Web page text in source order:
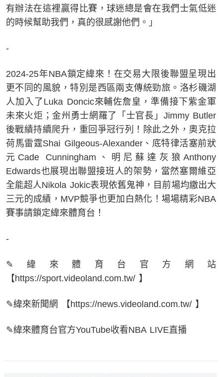
有辦法在這裡贏得比賽，球迷總是會在我們士氣低迷
的時候幫助我們，真的很感謝他們。」
-
2024-25年NBA鎖定緯來！在交易大限後聯盟呈現出
更不同的風貌，特別是西區兩支傳統勁旅。洛杉磯湖
人加入了Luka Doncic來輔佐詹皇，準備接下紫金軍
未來火炬；金州勇士網羅了「士官長」Jimmy Butler
後戰績持續爬升，重回爭冠行列！除此之外，奧克拉
荷馬雷霆Shai Gilgeous-Alexander、底特律活塞前狀
元Cade Cunningham、明尼蘇達灰狼Anthony
Edwards也展現出聯盟接班人的架勢，當然塞爾維亞
全能超人Nikola Jokic表現依舊鬼神，目前場均繳出大
三元的成績，MVP競爭也更加白熱化！場場精彩NBA
賽事請鎖定緯來體育台！
-
✎緯來體育台官方網站
【https://sport.videoland.com.tw/ 】
✎緯來新聞網 【https://news.videoland.com.tw/ 】
✎緯來體育台官方YouTube收看NBA LIVE直播